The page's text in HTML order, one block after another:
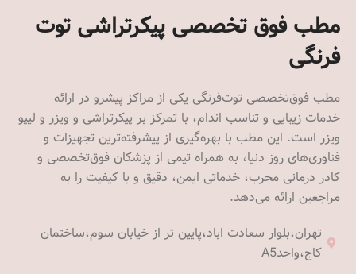
مطب فوق تخصصی پیکرتراشی توت
فرنگی
مطب فوق‌تخصصی توت‌فرنگی یکی از مراکز پیشرو در ارائه
خدمات زیبایی و تناسب اندام، با تمرکز بر پیکرتراشی و ویزر و لیپو
ویزر است. این مطب با بهره‌گیری از پیشرفته‌ترین تجهیزات و
فناوری‌های روز دنیا، به همراه تیمی از پزشکان فوق‌تخصصی و
کادر درمانی مجرب، خدماتی ایمن، دقیق و با کیفیت را به
مراجعین ارائه می‌دهد.
تهران،بلوار سعادت اباد،پایین تر از خیابان سوم،ساختمان
کاج،واحدA5